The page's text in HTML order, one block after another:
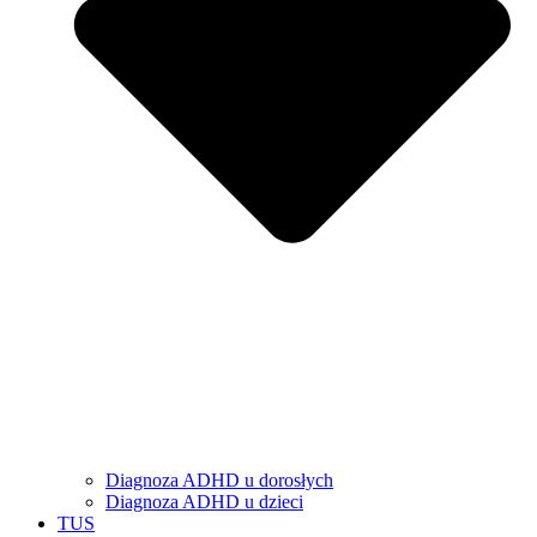
Diagnoza ADHD u dorosłych
Diagnoza ADHD u dzieci
TUS